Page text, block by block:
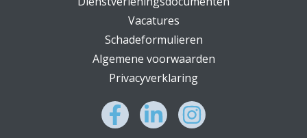
Vacatures
Schadeformulieren
Algemene voorwaarden
Privacyverklaring